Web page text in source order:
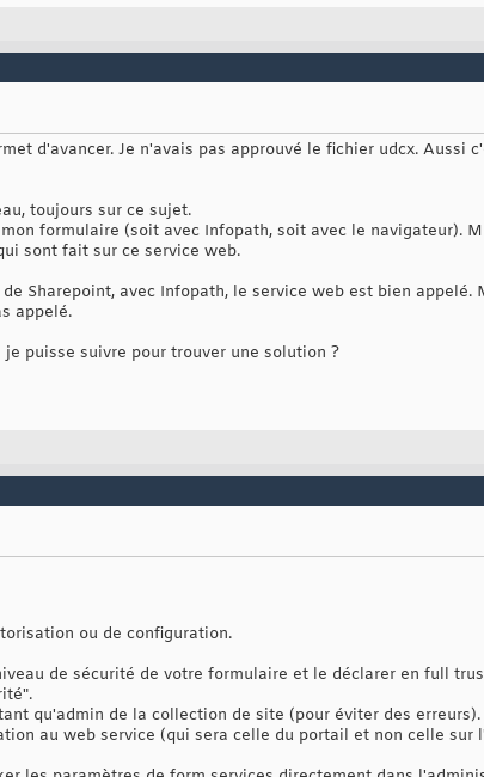
d'avancer. Je n'avais pas approuvé le fichier udcx. Aussi
toujours sur ce sujet.
formulaire (soit avec Infopath, soit avec le navigateur).
sont fait sur ce service web.
Sharepoint, avec Infopath, le service web est bien
appelé.
puisse suivre pour trouver une solution ?
ou de configuration.
de sécurité de votre formulaire et le déclarer en full
qu'admin de la collection de site (pour éviter des erreurs).
au web service (qui sera celle du portail et non celle sur